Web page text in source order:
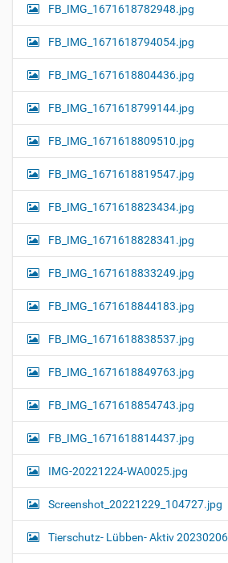
FB_IMG_1671618782948.jpg
FB_IMG_1671618794054.jpg
FB_IMG_1671618804436.jpg
FB_IMG_1671618799144.jpg
FB_IMG_1671618809510.jpg
FB_IMG_1671618819547.jpg
FB_IMG_1671618823434.jpg
FB_IMG_1671618828341.jpg
FB_IMG_1671618833249.jpg
FB_IMG_1671618844183.jpg
FB_IMG_1671618838537.jpg
FB_IMG_1671618849763.jpg
FB_IMG_1671618854743.jpg
FB_IMG_1671618814437.jpg
IMG-20221224-WA0025.jpg
Screenshot_20221229_104727.jpg
Tierschutz- Lübben- Aktiv